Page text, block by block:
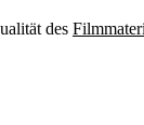
des